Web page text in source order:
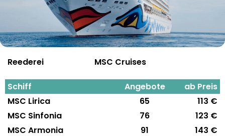
Reederei MSC Cruises
Schiff Angebote
ab Preis
MSC Lirica
65
113 €
MSC Sinfonia
76
123 €
MSC Armonia
91
143 €